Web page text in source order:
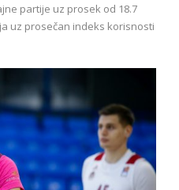
partije uz prosek od 18.7
uz prosečan indeks korisnosti